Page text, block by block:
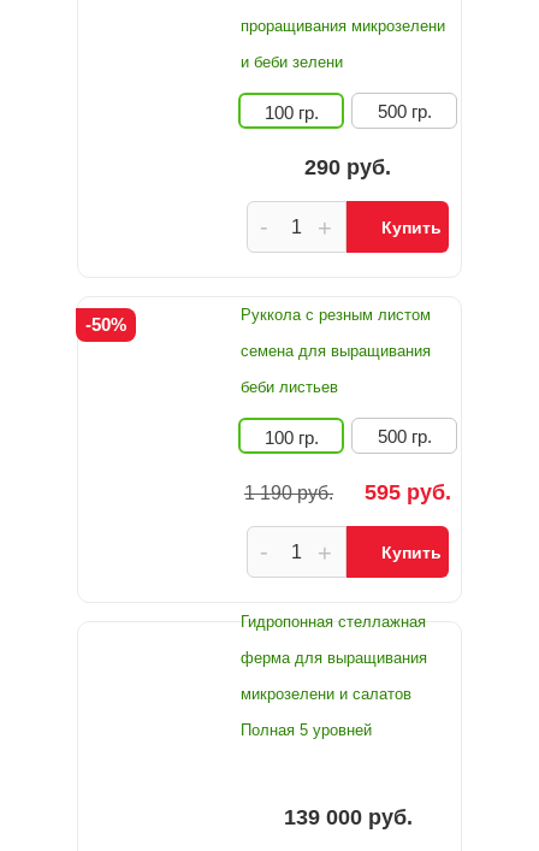
проращивания микрозелени
и беби зелени
100 гр. 500 гр.
290 руб.
+
- Купить
Руккола с резным листом
семена для выращивания
беби листьев
-50%
100 гр. 500 гр.
1 190 руб. 595 руб.
+
- Купить
Гидропонная стеллажная
ферма для выращивания
микрозелени и салатов
Полная 5 уровней
139 000 руб.